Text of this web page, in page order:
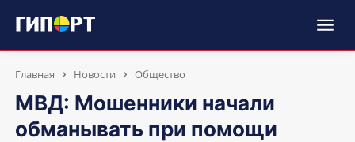
Главная Новости Общество
МВД: Мошенники начали
обманывать при помощи